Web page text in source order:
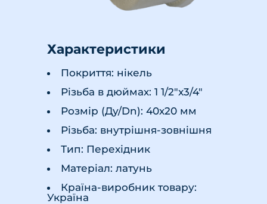
Характеристики
Покриття: нікель
Різьба в дюймах: 1 1/2"x3/4"
Розмір (Ду/Dn): 40х20 мм
Різьба: внутрішня-зовнішня
Тип: Перехідник
Матеріал: латунь
Країна-виробник товару:
Україна